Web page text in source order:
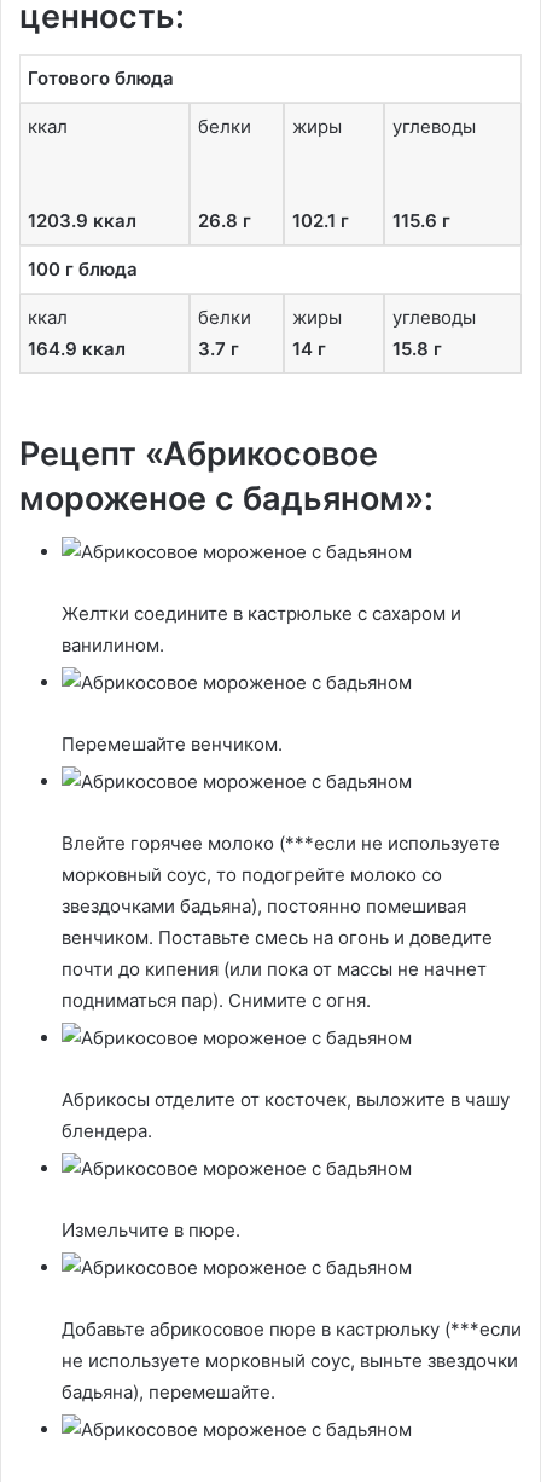
ценность:
Готового блюда
ккал
1203.9 ккал
белки
26.8 г
жиры
102.1 г
углеводы
115.6 г
100 г блюда
ккал
164.9 ккал
белки
3.7 г
жиры
14 г
углеводы
15.8 г
Рецепт «Абрикосовое
мороженое с бадьяном»:
Желтки соедините в кастрюльке с сахаром и
ванилином.
Перемешайте венчиком.
Влейте горячее молоко (***если не используете
морковный соус, то подогрейте молоко со
звездочками бадьяна), постоянно помешивая
венчиком. Поставьте смесь на огонь и доведите
почти до кипения (или пока от массы не начнет
подниматься пар). Снимите с огня.
Абрикосы отделите от косточек, выложите в чашу
блендера.
Измельчите в пюре.
Добавьте абрикосовое пюре в кастрюльку (***если
не используете морковный соус, выньте звездочки
бадьяна), перемешайте.